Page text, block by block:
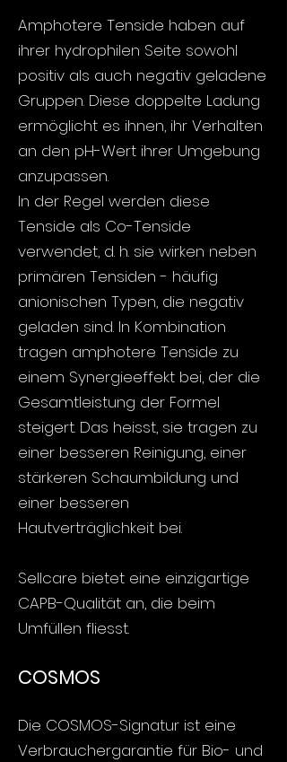
Amphotere Tenside haben auf
ihrer hydrophilen Seite sowohl
positiv als auch negativ geladene
Gruppen. Diese doppelte Ladung
ermöglicht es ihnen, ihr Verhalten
an den pH-Wert ihrer Umgebung
anzupassen.
In der Regel werden diese
Tenside als Co-Tenside
verwendet, d. h. sie wirken neben
primären Tensiden - häufig
anionischen Typen, die negativ
geladen sind. In Kombination
tragen amphotere Tenside zu
einem Synergieeffekt bei, der die
Gesamtleistung der Formel
steigert. Das heisst, sie tragen zu
einer besseren Reinigung, einer
stärkeren Schaumbildung und
einer besseren
Hautverträglichkeit bei.
Sellcare bietet eine einzigartige
CAPB-Qualität an, die beim
Umfüllen fliesst.
COSMOS
Die COSMOS-Signatur ist eine
Verbrauchergarantie für Bio- und